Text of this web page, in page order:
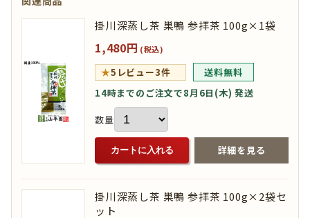
掛川深蒸し茶 巣鴨 参拝茶 100g×1袋
1,480円 (税込)
★5 レビュー3件
送料無料
14時までのご注文で8月6日(木) 発送
数量
カートに入れる 詳細を見る
掛川深蒸し茶 巣鴨 参拝茶 100g×2袋セ
ット